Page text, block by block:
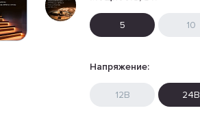
5 10
Напряжение:
12В 24В